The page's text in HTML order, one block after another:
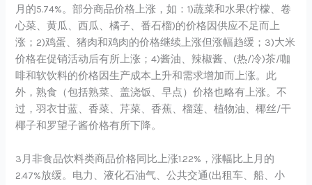
月的5.74%。部分商品价格上涨，如：1)蔬菜和水果(柠檬、卷
心菜、黄瓜、西瓜、橘子、番石榴)的价格因供应不足而上
涨；2)鸡蛋、猪肉和鸡肉的价格继续上涨但涨幅趋缓；3)大米
价格在促销活动后有所上涨；4)酱油、辣椒酱、(热/冷)茶/咖
啡和软饮料的价格因生产成本上升和需求增加而上涨。此
外，熟食（包括熟菜、盖浇饭、早点）价格也略有上涨。不
过，羽衣甘蓝、香菜、芹菜、香蕉、榴莲、植物油、椰丝/干
椰子和罗望子酱价格有所下降。
3月非食品饮料类商品价格同比上涨1.22%，涨幅比上月的
2.47%放缓。电力、液化石油气、公共交通(出租车、船、小